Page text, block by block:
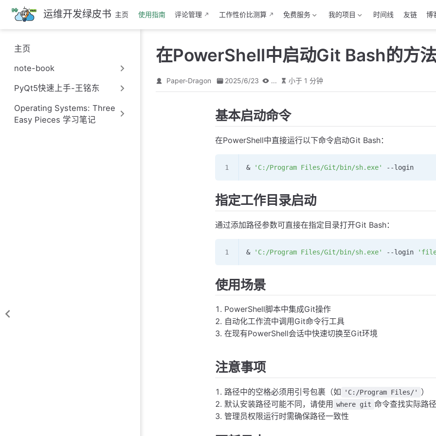
跳
至
主
要
內
运维开发绿皮书 主页 使用指南 评论管理 工作性价比测算 免费服务 我的项目 时间线 友链 博
主页
note-book
PyQt5快速上手-王铭东
Operating Systems: Three
Easy Pieces 学习笔记
在PowerShell中启动Git Bash的方
Paper-Dragon 2025/6/23 ... 小于 1 分钟
基本启动命令
在PowerShell中直接运行以下命令启动Git Bash：
& 'C:/Program Files/Git/bin/sh.exe' --login
指定工作目录启动
通过添加路径参数可直接在指定目录打开Git Bash：
& 'C:/Program Files/Git/bin/sh.exe' --login
使用场景
PowerShell脚本中集成Git操作
自动化工作流中调用Git命令行工具
在现有PowerShell会话中快速切换至Git环境
注意事项
路径中的空格必须用引号包裹（如 'C:/Program Files/'
）
默认安装路径可能不同，请使用 where git 命令查找实际路径
管理员权限运行时需确保路径一致性